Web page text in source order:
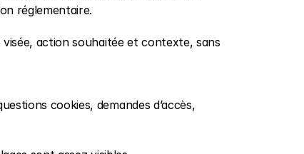
réglementaire.
action souhaitée et contexte, sans
cookies, demandes d’accès,